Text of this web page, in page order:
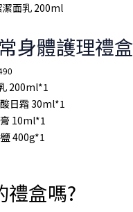
潔面乳 200ml
身體護理禮盒
200ml*1
日霜 30ml*1
10ml*1
400g*1
禮盒嗎?